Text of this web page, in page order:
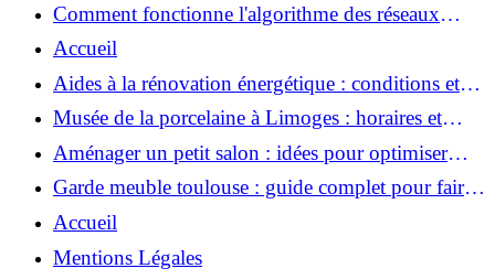
Comment fonctionne l'algorithme des réseaux
sociaux
Accueil
Aides à la rénovation énergétique : conditions et
montants
Musée de la porcelaine à Limoges : horaires et
tarifs d'entrée
Aménager un petit salon : idées pour optimiser
l'espace
Garde meuble toulouse : guide complet pour faire
le bon choix
Accueil
Mentions Légales